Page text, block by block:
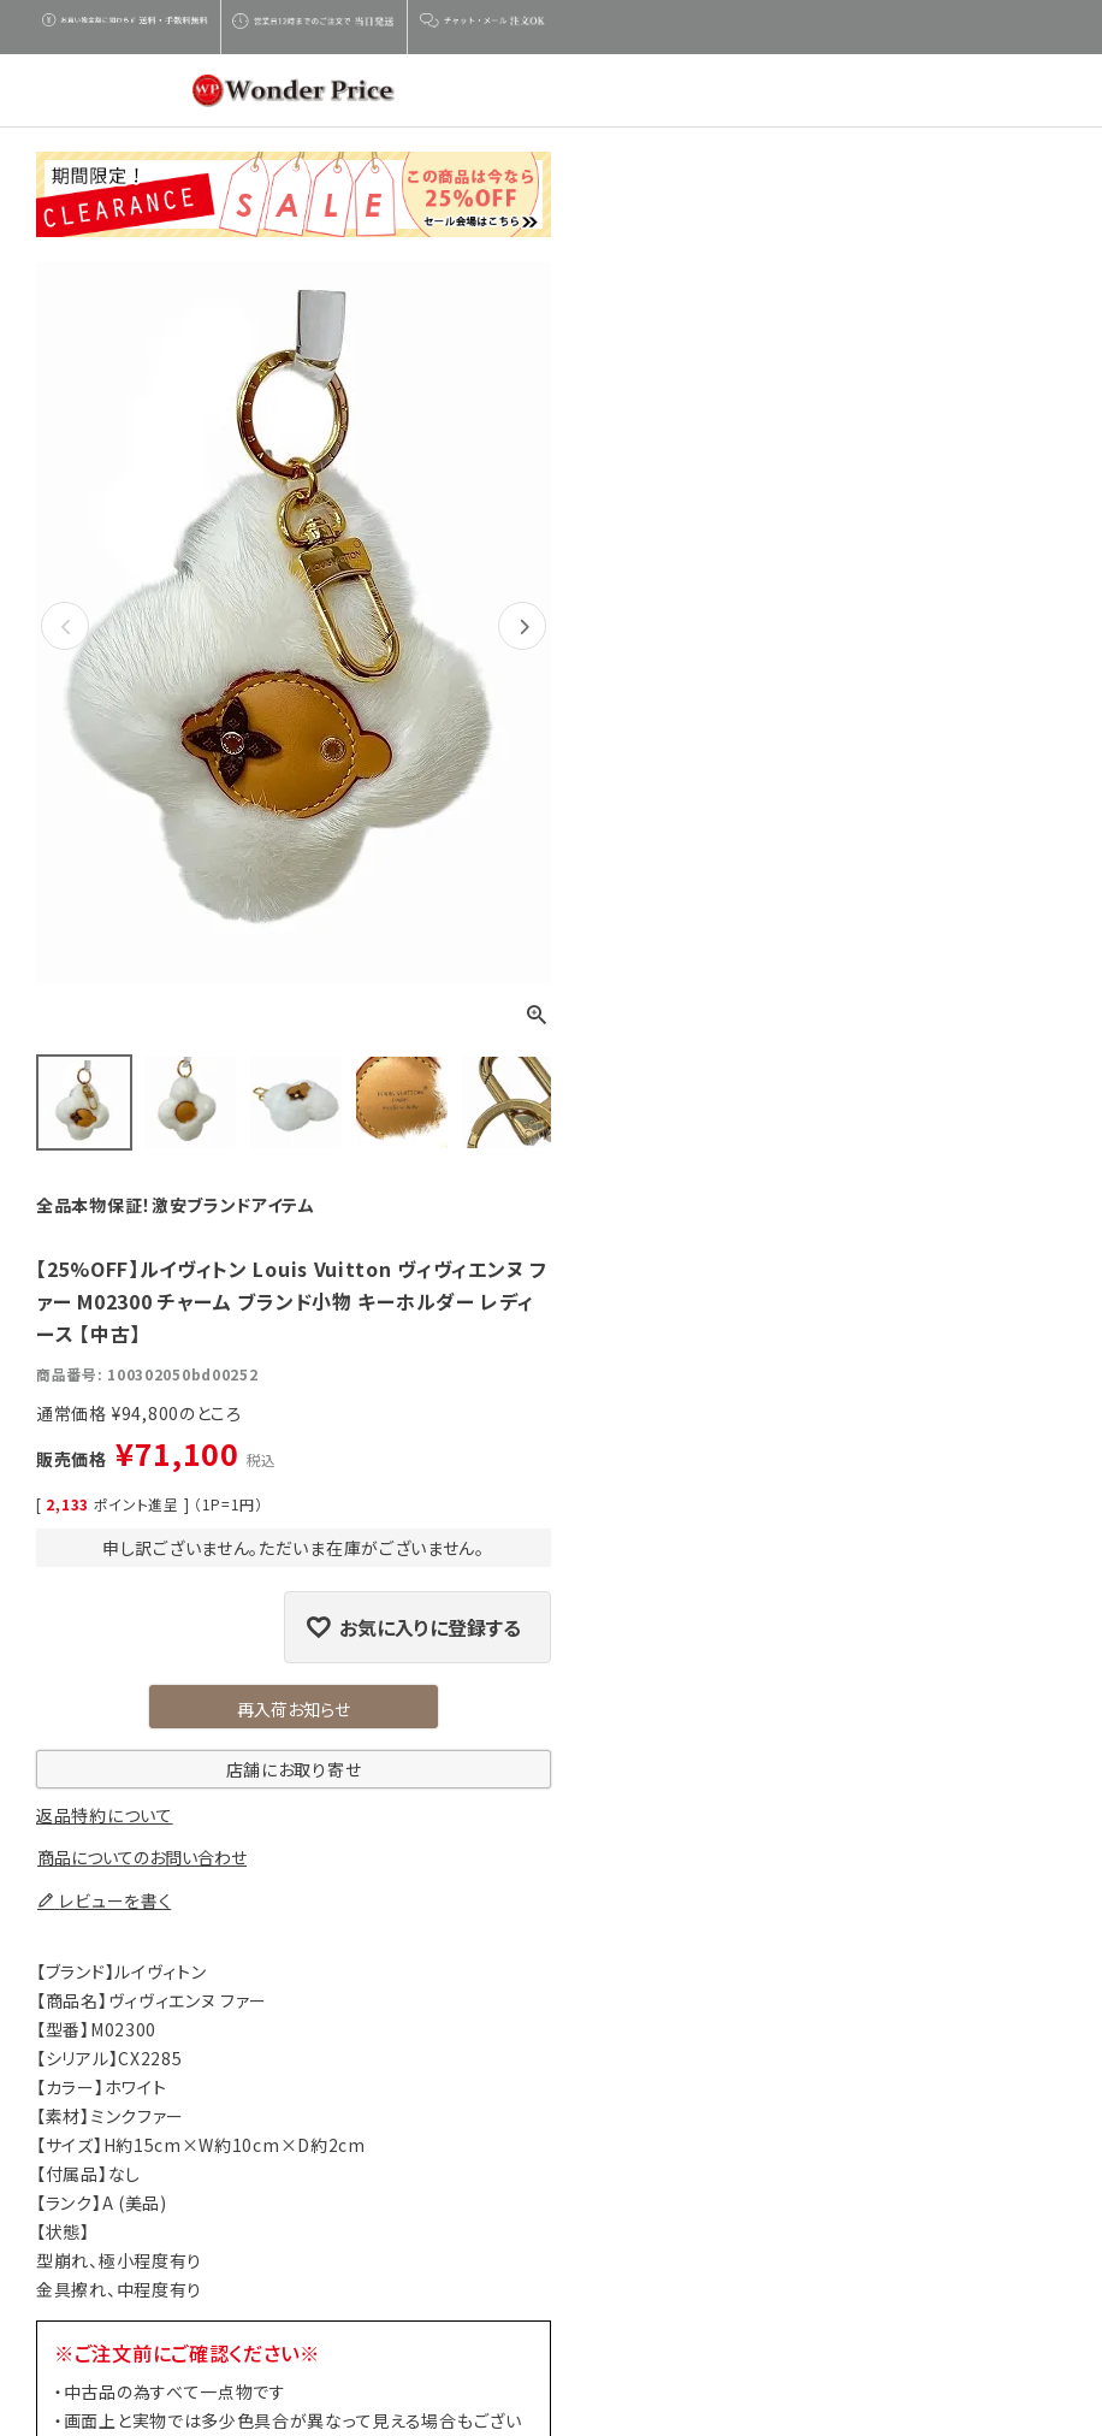
Previous Next
全品本物保証！激安ブランドアイテム
【25%OFF】ルイヴィトン Louis Vuitton ヴィヴィエンヌ フ
ァー M02300 チャーム ブランド小物 キーホルダー レディ
ース 【中古】
商品番号 100302050bd00252
通常価格 ¥94,800
販売価格 ¥71,100 税込
[ 2,133 ポイント進呈 ] （1P=1円）
申し訳ございません。ただいま在庫がございません。
お気に入りに登録する
再入荷お知らせ
店舗にお取り寄せ
返品特約について
商品についてのお問い合わせ
レビューを書く
【ブランド】ルイヴィトン
【商品名】ヴィヴィエンヌ ファー
【型番】M02300
【シリアル】CX2285
【カラー】ホワイト
【素材】ミンクファー
【サイズ】H約15cm×W約10cm×D約2cm
【付属品】なし
【ランク】A (美品)
【状態】
型崩れ、極小程度有り
金具擦れ、中程度有り
※ご注文前にご確認ください※
・中古品の為すべて一点物です
・画面上と実物では多少色具合が異なって見える場合もござい